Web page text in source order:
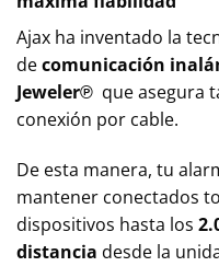
Ajax ha inventado la
decomunicación
Jeweler℗ que asegura
conexión por cable.
De esta manera, tu
mantener conectados
dispositivos hasta los
distancia desde la